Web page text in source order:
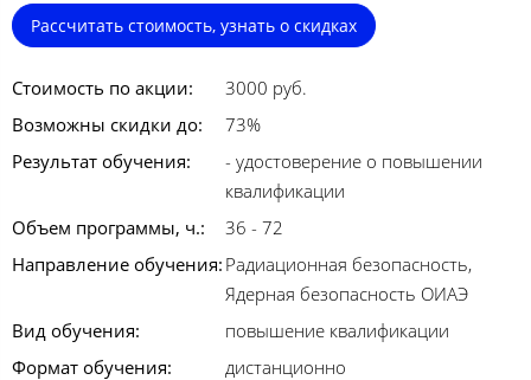
Рассчитать стоимость, узнать о скидках
Стоимость по акции:
3000 руб.
Возможны скидки до:
73%
Результат обучения:
- удостоверение о повышении
квалификации
Объем программы, ч.:
36 - 72
Направление обучения: Радиационная безопасность,
Ядерная безопасность ОИАЭ
Вид обучения:
повышение квалификации
Формат обучения:
дистанционно